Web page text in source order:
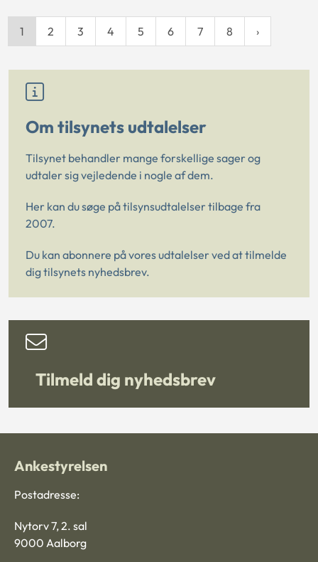
1 2 3 4 5 6 7 8
Om tilsynets udtalelser
Tilsynet behandler mange forskellige sager og
udtaler sig vejledende i nogle af dem.
Her kan du søge på tilsynsudtalelser tilbage fra
2007.
Du kan abonnere på vores udtalelser ved at tilmelde
dig tilsynets nyhedsbrev.
Tilmeld dig nyhedsbrev
Ankestyrelsen
Postadresse:
Nytorv 7, 2. sal
9000 Aalborg